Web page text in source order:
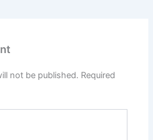
not be published. Required